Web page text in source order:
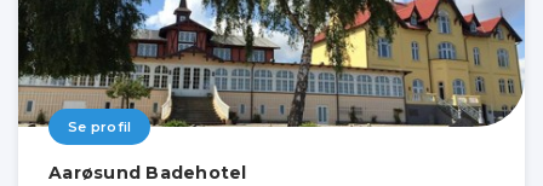
Se profil
Aarøsund Badehotel